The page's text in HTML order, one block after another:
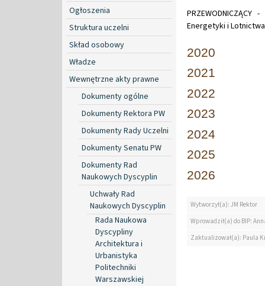
Ogłoszenia
Struktura uczelni
Skład osobowy
Władze
Wewnętrzne akty prawne
Dokumenty ogólne
Dokumenty Rektora PW
Dokumenty Rady Uczelni
Dokumenty Senatu PW
Dokumenty Rad
Naukowych Dyscyplin
Uchwały Rad
Naukowych Dyscyplin
Rada Naukowa
Dyscypliny
Architektura i
Urbanistyka
Politechniki
Warszawskiej
Energetyki i
2020
2021
2022
2023
2024
2025
2026
Wytworzył(a): JM Rektor
Wprowadził(a) do BIP:
Zaktualizował(a): Paula